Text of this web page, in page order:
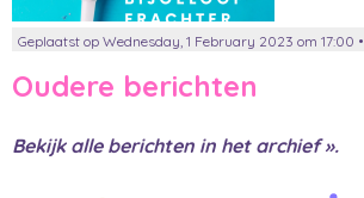
Geplaatst op Wednesday, 1 February 2023 om 17:00 •
Oudere berichten
Bekijk alle berichten in het archief ».